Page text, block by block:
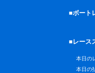
■ボート
■レース
本日の
本日の